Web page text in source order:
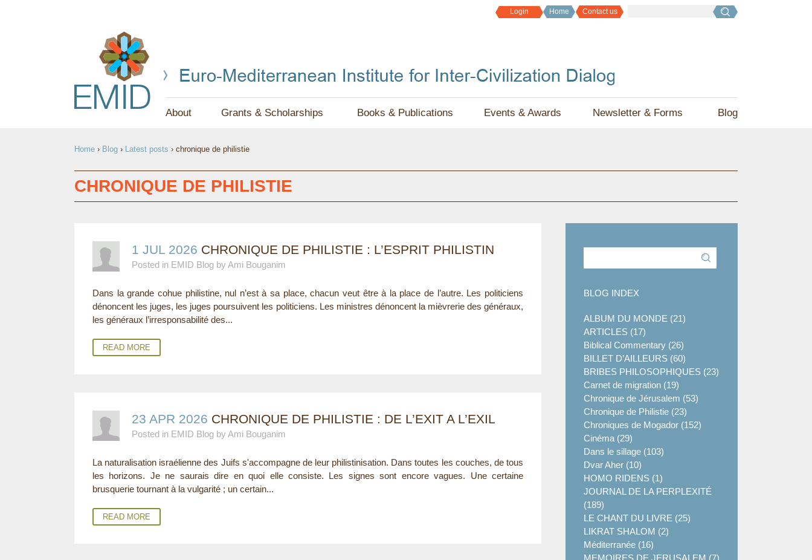
Contact us
Home
Login
About Grants & Scholarships Books & Publications Events & Awards Newsletter & Forms Blog
U
A
Home › Blog › Latest posts › chronique de philistie
CHRONIQUE DE PHILISTIE
BLOG INDEX
ALBUM DU MONDE (21)
ARTICLES (17)
Biblical Commentary (26)
BILLET D’AILLEURS (60)
BRIBES PHILOSOPHIQUES (23)
Carnet de migration (19)
Chronique de Jérusalem (53)
Chronique de Philistie (23)
Chroniques de Mogador (152)
Cinéma (29)
Dans le sillage (103)
Dvar Aher (10)
HOMO RIDENS (1)
JOURNAL DE LA PERPLEXITÉ
(189)
LE CHANT DU LIVRE (25)
LIKRAT SHALOM (2)
Méditerranée (16)
MEMOIRES DE JERUSALEM (7)
1 JUL 2026 CHRONIQUE DE PHILISTIE : L’ESPRIT PHILISTIN
Posted in EMID Blog by Ami Bouganim
Dans la grande cohue philistine, nul n’est à sa place, chacun veut être à la place de l’autre. Les politiciens
dénoncent les juges, les juges poursuivent les politiciens. Les ministres dénoncent la mièvrerie des généraux,
les généraux l’irresponsabilité des...
READ MORE
23 APR 2026 CHRONIQUE DE PHILISTIE : DE L’EXIT A L’EXIL
Posted in EMID Blog by Ami Bouganim
La naturalisation israélienne des Juifs s'accompagne de leur philistinisation. Dans toutes les couches, de tous
les horizons. Je ne saurais dire en quoi elle consiste. Les signes sont encore vagues. Une certaine
brusquerie tournant à la vulgarité ; un certain...
READ MORE